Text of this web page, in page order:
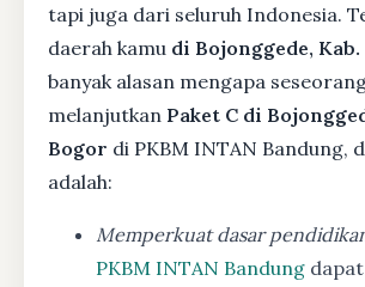
tapi juga dari seluruh Indonesia.
daerah kamu di Bojonggede,
banyak alasan mengapa
melanjutkan Paket C di
Bogor di PKBM INTAN Bandung,
adalah:
Memperkuat dasar
PKBM INTAN Bandung